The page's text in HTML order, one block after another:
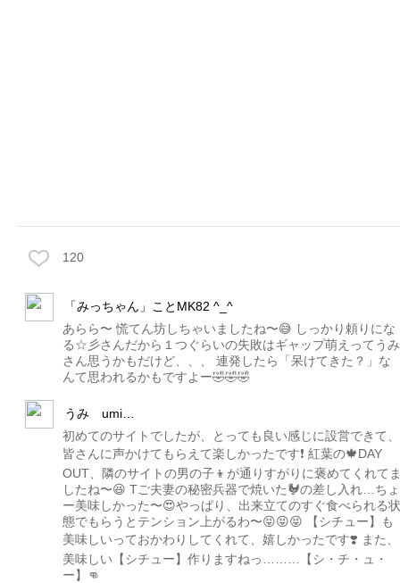
120
「みっちゃん」ことMK82 ^_^
あらら〜 慌てん坊しちゃいましたね〜😅 しっかり頼りにな
る☆彡さんだから１つぐらいの失敗はギャップ萌えってうみ
さん思うかもだけど、、、 連発したら「呆けてきた？」な
んて思われるかもですよー🤣🤣🤣
うみ umi…
初めてのサイトでしたが、とっても良い感じに設営できて、
皆さんに声かけてもらえて楽しかったです❗️ 紅葉の🍁DAY
OUT、隣のサイトの男の子👦が通りすがりに褒めてくれて
したね〜😆 Tご夫妻の秘密兵器で焼いた🐓の差し入れ…ちょ
ー美味しかった〜😍やっぱり、出来立てのすぐ食べられる状
態でもらうとテンション上がるわ〜😝😝😝 【シチュー】も
美味しいっておかわりしてくれて、嬉しかったです❣️ また、
美味しい【シチュー】作りますねっ………【シ・チ・ュ・
ー】👊